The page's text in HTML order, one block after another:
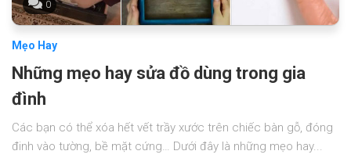
0
Mẹo Hay
Những mẹo hay sửa đồ dùng trong gia
đình
Các bạn có thể xóa hết vết trầy xước trên chiếc bàn gỗ, đóng
đinh vào tường, bề mặt cứng… Dưới đây là những mẹo hay...